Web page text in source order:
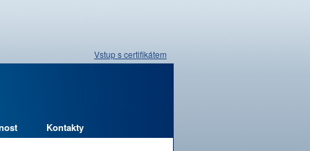
Vstup s certifikátem
Kontakty